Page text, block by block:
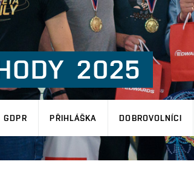
2025
GDPR PŘIHLÁŠKA DOBROVOLNÍCI